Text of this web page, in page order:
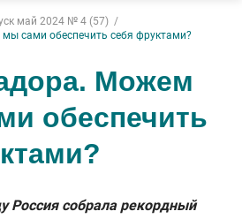
май 2024 № 4 (57)
сами обеспечить себя фруктами?
Можем
обеспечить
Россия собрала рекордный